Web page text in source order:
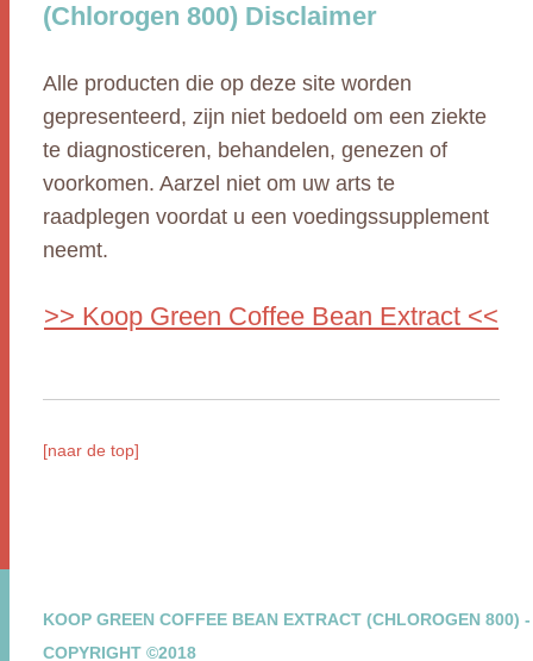
(Chlorogen 800) Disclaimer
Alle producten die op deze site worden
gepresenteerd, zijn niet bedoeld om een ziekte
te diagnosticeren, behandelen, genezen of
voorkomen. Aarzel niet om uw arts te
raadplegen voordat u een voedingssupplement
neemt.
>> Koop Green Coffee Bean Extract <<
[naar de top]
KOOP GREEN COFFEE BEAN EXTRACT (CHLOROGEN 800) -
COPYRIGHT ©2018